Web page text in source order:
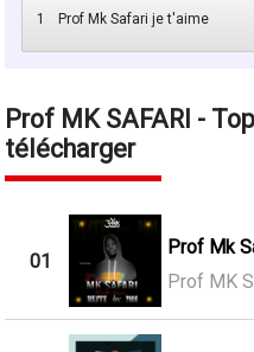
1 Prof Mk Safari je t'aime
Prof MK SAFARI -
télécharger
01
Prof Mk
Prof MK